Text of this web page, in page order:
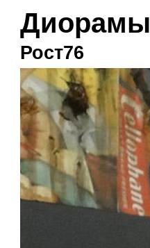
Диорамы
Рост76